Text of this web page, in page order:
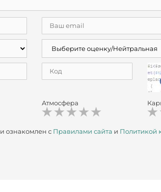
Атмосфера
и ознакомлен с Правилами сайта и Политикой